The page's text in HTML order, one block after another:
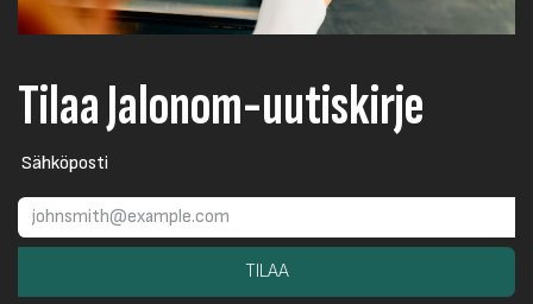
Tilaa Jalonom-uutiskirje
Sähköposti
TILAA